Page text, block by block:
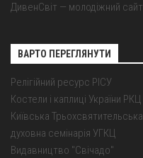
ДивенСвіт — молодіжний сайт
ВАРТО ПЕРЕГЛЯНУТИ
Релігійний ресурс РІСУ
Костели і каплиці України РКЦ
Київська Трьохсвятительська
духовна семінарія УГКЦ
Видавництво "Свічадо"